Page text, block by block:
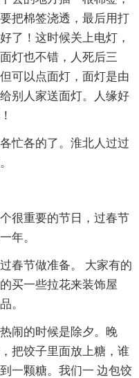
把棉签浇透，最后用打
了！这时候关上电灯，
灯也不错，人死后三
可以点面灯，面灯是由
别人家送面灯。人缘好
忙各的了。淮北人过过
很重要的节日，过春节
年。
春节做准备。 大家有的
买一些拉花来装饰屋
。
闹的时候是除夕。晚
把饺子里面放上糖，谁
一颗糖。我们一 边包饺